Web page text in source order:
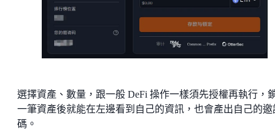
選擇資產、數量，跟一般 DeFi 操作一樣須先授權再執行，
一筆資產後就能在左邊看到自己的資訊，也會產出自己的邀
碼。